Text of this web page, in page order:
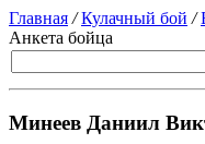
Главная / Кулачный бой /
Анкета бойца
Минеев Даниил